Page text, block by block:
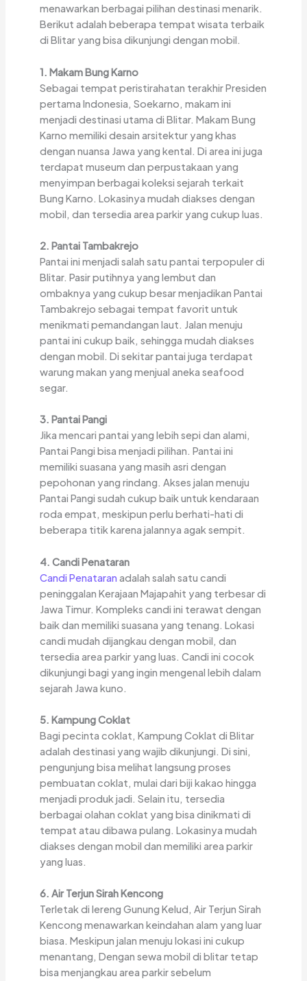
menawarkan berbagai pilihan destinasi menarik.
Berikut adalah beberapa tempat wisata terbaik
di Blitar yang bisa dikunjungi dengan mobil.
1. Makam Bung Karno
Sebagai tempat peristirahatan terakhir Presiden
pertama Indonesia, Soekarno, makam ini
menjadi destinasi utama di Blitar. Makam Bung
Karno memiliki desain arsitektur yang khas
dengan nuansa Jawa yang kental. Di area ini juga
terdapat museum dan perpustakaan yang
menyimpan berbagai koleksi sejarah terkait
Bung Karno. Lokasinya mudah diakses dengan
mobil, dan tersedia area parkir yang cukup luas.
2. Pantai Tambakrejo
Pantai ini menjadi salah satu pantai terpopuler di
Blitar. Pasir putihnya yang lembut dan
ombaknya yang cukup besar menjadikan Pantai
Tambakrejo sebagai tempat favorit untuk
menikmati pemandangan laut. Jalan menuju
pantai ini cukup baik, sehingga mudah diakses
dengan mobil. Di sekitar pantai juga terdapat
warung makan yang menjual aneka seafood
segar.
3. Pantai Pangi
Jika mencari pantai yang lebih sepi dan alami,
Pantai Pangi bisa menjadi pilihan. Pantai ini
memiliki suasana yang masih asri dengan
pepohonan yang rindang. Akses jalan menuju
Pantai Pangi sudah cukup baik untuk kendaraan
roda empat, meskipun perlu berhati-hati di
beberapa titik karena jalannya agak sempit.
4. Candi Penataran
Candi Penataran adalah salah satu candi
peninggalan Kerajaan Majapahit yang terbesar di
Jawa Timur. Kompleks candi ini terawat dengan
baik dan memiliki suasana yang tenang. Lokasi
candi mudah dijangkau dengan mobil, dan
tersedia area parkir yang luas. Candi ini cocok
dikunjungi bagi yang ingin mengenal lebih dalam
sejarah Jawa kuno.
5. Kampung Coklat
Bagi pecinta coklat, Kampung Coklat di Blitar
adalah destinasi yang wajib dikunjungi. Di sini,
pengunjung bisa melihat langsung proses
pembuatan coklat, mulai dari biji kakao hingga
menjadi produk jadi. Selain itu, tersedia
berbagai olahan coklat yang bisa dinikmati di
tempat atau dibawa pulang. Lokasinya mudah
diakses dengan mobil dan memiliki area parkir
yang luas.
6. Air Terjun Sirah Kencong
Terletak di lereng Gunung Kelud, Air Terjun Sirah
Kencong menawarkan keindahan alam yang luar
biasa. Meskipun jalan menuju lokasi ini cukup
menantang, Dengan sewa mobil di blitar tetap
bisa menjangkau area parkir sebelum